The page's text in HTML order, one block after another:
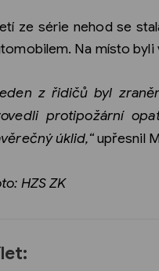
ze série nehod se
Na místo
z řidičů byl
protipožární
úklid,“upřesnil
HZS ZK